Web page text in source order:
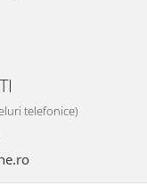
telefonice)